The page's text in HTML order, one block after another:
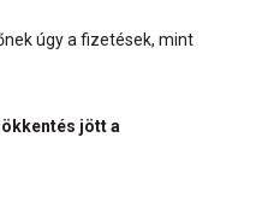
úgy a fizetések, mint
jött a